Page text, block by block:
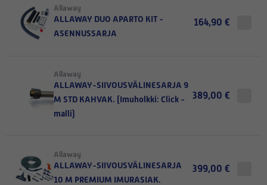
Allaway
ALLAWAY DUO APARTO KIT -
ASENNUSSARJA
164,90 €
Allaway
ALLAWAY-SIIVOUSVÄLINESARJA 9
M STD KAHVAK. (Imuholkki: Click -
malli)
389,00 €
Allaway
ALLAWAY-SIIVOUSVÄLINESARJA
10 M PREMIUM IMURASIAK.
399,00 €